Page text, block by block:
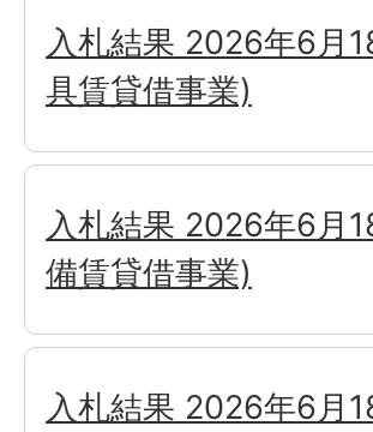
入札結果 2026年6月
具賃貸借事業)
入札結果 2026年6月
備賃貸借事業)
入札結果 2026年6月